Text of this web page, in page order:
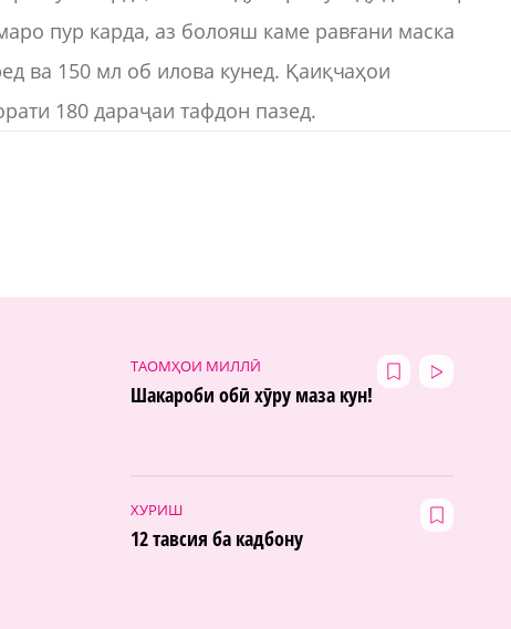
пур карда, аз болояш каме равғани маска
ва 150 мл об илова кунед. Қаиқчаҳои
180 дараҷаи тафдон пазед.
ТАОМҲОИ МИЛЛӢ
Шакароби обӣ хӯру маза кун!
ХУРИШ
12 тавсия ба кадбону